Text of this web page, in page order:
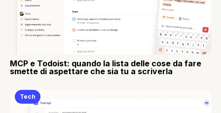
MCP e Todoist: quando la lista delle cose da fare
smette di aspettare che sia tu a scriverla
Tech